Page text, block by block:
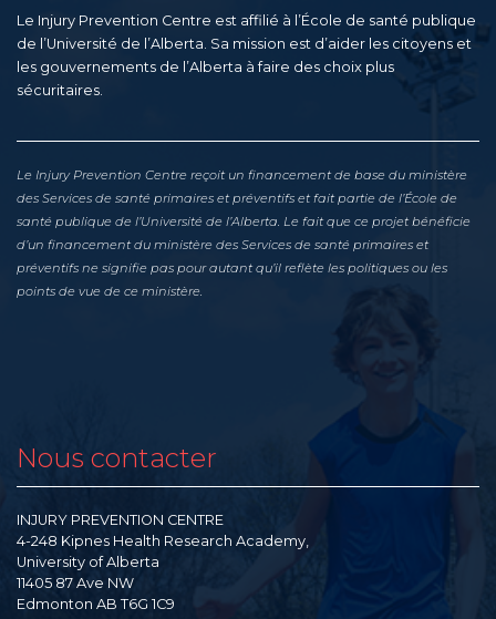
Le Injury Prevention Centre est affilié à l’École de santé publique
de l’Université de l’Alberta. Sa mission est d’aider les citoyens et
les gouvernements de l’Alberta à faire des choix plus
sécuritaires.
Le Injury Prevention Centre reçoit un financement de base du ministère
des Services de santé primaires et préventifs et fait partie de l’École de
santé publique de l’Université de l’Alberta. Le fait que ce projet bénéficie
d’un financement du ministère des Services de santé primaires et
préventifs ne signifie pas pour autant qu’il reflète les politiques ou les
points de vue de ce ministère.
Nous contacter
INJURY PREVENTION CENTRE
4-248 Kipnes Health Research Academy,
University of Alberta
11405 87 Ave NW
Edmonton AB T6G 1C9